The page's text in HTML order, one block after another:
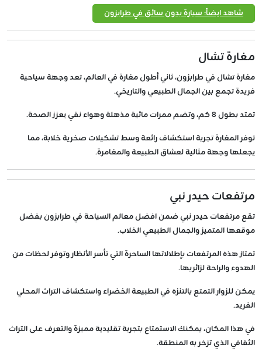
شاهد ايضاً: سيارة بدون سائق في طرابزون
مغارة تشال
مغارة تشال في طرابزون، ثاني أطول مغارة في العالم، تعد وجهة سياحية
فريدة تجمع بين الجمال الطبيعي والتاريخي.
تمتد بطول 8 كم، وتضم ممرات مائية مذهلة وهواء نقي يعزز الصحة.
توفر المغارة تجربة استكشاف رائعة وسط تشكيلات صخرية خلابة، مما
يجعلها وجهة مثالية لعشاق الطبيعة والمغامرة.
مرتفعات حيدر نبي
تقع مرتفعات حيدر نبي ضمن افضل معالم السياحة في طرابزون بفضل
موقعها المتميز والجمال الطبيعي الخلاب.
تمتاز هذه المرتفعات بإطلالاتها الساحرة التي تأسر الأنظار وتوفر لحظات من
الهدوء والراحة لزائريها.
يمكن للزوار التمتع بالتنزه في الطبيعة الخضراء واستكشاف التراث المحلي
الفريد.
في هذا المكان، يمكنك الاستمتاع بتجربة تقليدية مميزة والتعرف على التراث
الثقافي الذي تزخر به المنطقة.